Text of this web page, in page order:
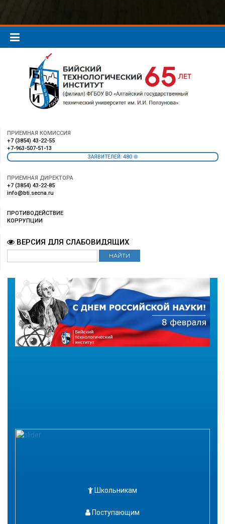
ПРИЕМНАЯ КОМИССИЯ
+7 (3854) 43-22-55
+7-963-507-51-13
ЗАЯВИТЕЛЕЙ: 480
ПРИЕМНАЯ ДИРЕКТОРА
+7 (3854) 43-22-85
info@bti.secna.ru
ПРОТИВОДЕЙСТВИЕ
КОРРУПЦИИ
ВЕРСИЯ ДЛЯ СЛАБОВИДЯЩИХ
Школьникам
Поступающим